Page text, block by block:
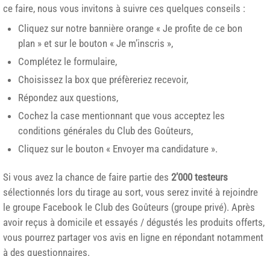
ce faire, nous vous invitons à suivre ces quelques conseils :
Cliquez sur notre bannière orange « Je profite de ce bon
plan » et sur le bouton « Je m’inscris »,
Complétez le formulaire,
Choisissez la box que préfèreriez recevoir,
Répondez aux questions,
Cochez la case mentionnant que vous acceptez les
conditions générales du Club des Goûteurs,
Cliquez sur le bouton « Envoyer ma candidature ».
Si vous avez la chance de faire partie des 2’000 testeurs
sélectionnés lors du tirage au sort, vous serez invité à rejoindre
le groupe Facebook le Club des Goûteurs (groupe privé). Après
avoir reçus à domicile et essayés / dégustés les produits offerts,
vous pourrez partager vos avis en ligne en répondant notamment
à des questionnaires.